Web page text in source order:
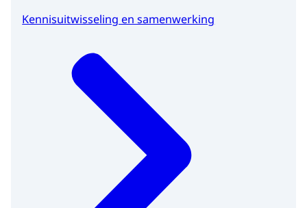
Kennisuitwisseling en samenwerking